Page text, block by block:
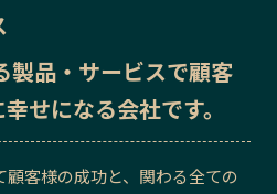
茨城エリア
群馬エリア
千葉エリア
多摩エリア
製品・サービスで顧客
せになる会社です。
客様の成功と、関わる全ての